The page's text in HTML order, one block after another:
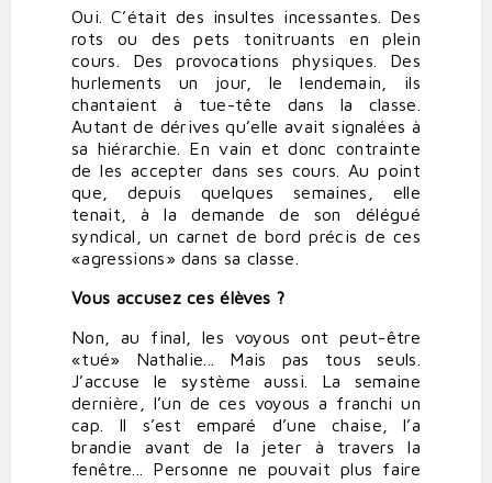
Oui. C’était des insultes incessantes. Des
rots ou des pets tonitruants en plein
cours. Des provocations physiques. Des
hurlements un jour, le lendemain, ils
chantaient à tue-tête dans la classe.
Autant de dérives qu’elle avait signalées à
sa hiérarchie. En vain et donc contrainte
de les accepter dans ses cours. Au point
que, depuis quelques semaines, elle
tenait, à la demande de son délégué
syndical, un carnet de bord précis de ces
«agressions» dans sa classe.
Vous accusez ces élèves ?
Non, au final, les voyous ont peut-être
«tué» Nathalie... Mais pas tous seuls.
J’accuse le système aussi. La semaine
dernière, l’un de ces voyous a franchi un
cap. Il s’est emparé d’une chaise, l’a
brandie avant de la jeter à travers la
fenêtre... Personne ne pouvait plus faire